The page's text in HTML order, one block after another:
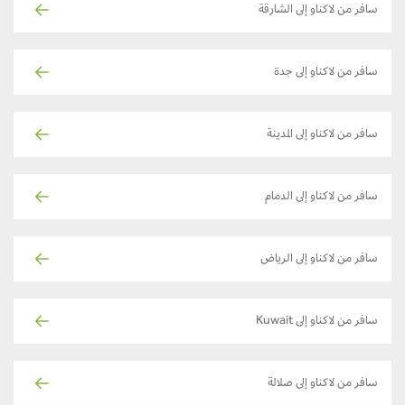
سافر من لاكناو إلى الشارقة
سافر من لاكناو إلى جدة
سافر من لاكناو إلى المدينة
سافر من لاكناو إلى الدمام
سافر من لاكناو إلى الرياض
سافر من لاكناو إلى Kuwait
سافر من لاكناو إلى صلالة